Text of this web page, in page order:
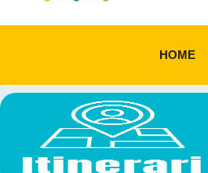
HOME